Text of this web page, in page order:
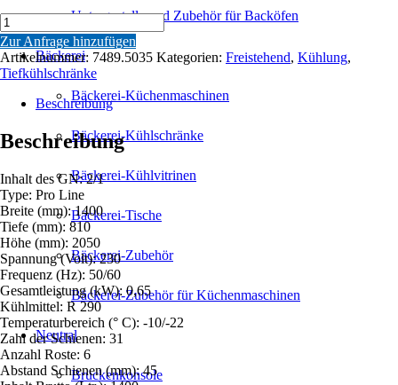
Untergestelle und Zubehör für Backöfen
Bäckerei
Bäckerei-Küchenmaschinen
Bäckerei-Kühlschränke
Bäckerei-Kühlvitrinen
Bäckerei-Tische
Bäckerei-Zubehör
Bäckerei-Zubehör für Küchenmaschinen
Neutral
Brückenkonsole
TIEFKÜHLSCHRANK
RFS
GLASTÜR
MONO
BLOCK
1400
Menge
Zur Anfrage hinzufügen
Artikelnummer: 7489.5035 Kategorien: Freistehend, Kühlung,
Tiefkühlschränke
Beschreibung
Beschreibung
Inhalt des GN: 2/1
Type: Pro Line
Breite (mm): 1400
Tiefe (mm): 810
Höhe (mm): 2050
Spannung (Volt): 230
Frequenz (Hz): 50/60
Gesamtleistung (kW): 0,65
Kühlmittel: R 290
Temperaturbereich (° C): -10/-22
Zahl der Schienen: 31
Anzahl Roste: 6
Abstand Schienen (mm): 45